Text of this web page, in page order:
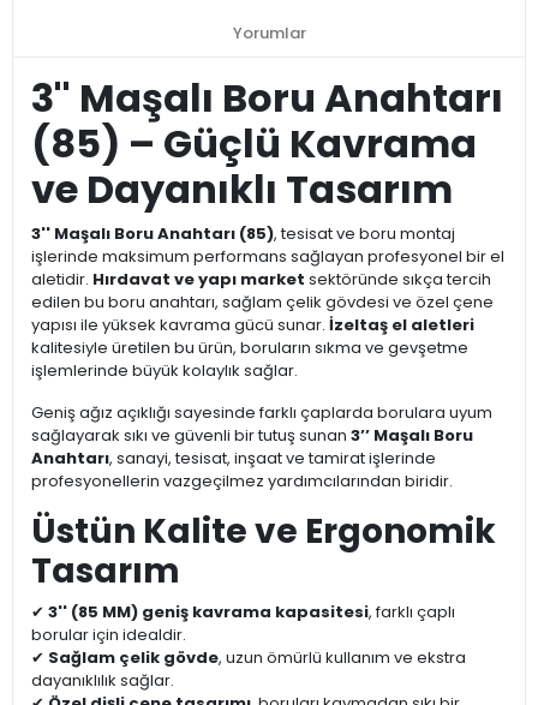
Yorumlar
3'' Maşalı Boru Anahtarı
(85) – Güçlü Kavrama
ve Dayanıklı Tasarım
3'' Maşalı Boru Anahtarı (85), tesisat ve boru montaj
işlerinde maksimum performans sağlayan profesyonel bir el
aletidir. Hırdavat ve yapı market sektöründe sıkça tercih
edilen bu boru anahtarı, sağlam çelik gövdesi ve özel çene
yapısı ile yüksek kavrama gücü sunar. İzeltaş el aletleri
kalitesiyle üretilen bu ürün, boruların sıkma ve gevşetme
işlemlerinde büyük kolaylık sağlar.
Geniş ağız açıklığı sayesinde farklı çaplarda borulara uyum
sağlayarak sıkı ve güvenli bir tutuş sunan 3’’ Maşalı Boru
Anahtarı, sanayi, tesisat, inşaat ve tamirat işlerinde
profesyonellerin vazgeçilmez yardımcılarından biridir.
Üstün Kalite ve Ergonomik
Tasarım
✔ 3'' (85 MM) geniş kavrama kapasitesi, farklı çaplı
borular için idealdir.
✔ Sağlam çelik gövde, uzun ömürlü kullanım ve ekstra
dayanıklılık sağlar.